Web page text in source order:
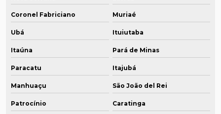
Coronel Fabriciano Muriaé
Ubá Ituiutaba
Itaúna Pará de Minas
Paracatu Itajubá
Manhuaçu São João del Rei
Patrocínio Caratinga